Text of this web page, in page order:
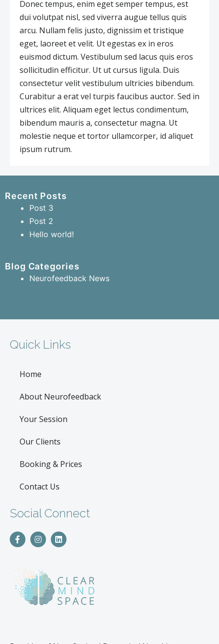
Donec tempus, enim eget semper tempus, est
dui volutpat nisl, sed viverra augue tellus quis
arcu. Nullam felis justo, dignissim et tristique
eget, laoreet et velit. Ut egestas ex in eros
euismod dictum. Vestibulum sed lacus quis eros
sollicitudin efficitur. Ut ut cursus ligula. Duis
consectetur velit vestibulum ultricies bibendum.
Curabitur a erat vel turpis faucibus auctor. Sed in
ultrices elit. Aliquam eget lectus condimentum,
bibendum mauris a, consectetur magna. Ut
molestie neque et tortor ullamcorper, id aliquet
ipsum rutrum.
Recent Posts
Post 3
Post 2
Hello world!
Blog Categories
Neurofeedback News
Quick Links
Home
About Neurofeedback
Your Session
Our Clients
Booking & Prices
Contact Us
Social Connect